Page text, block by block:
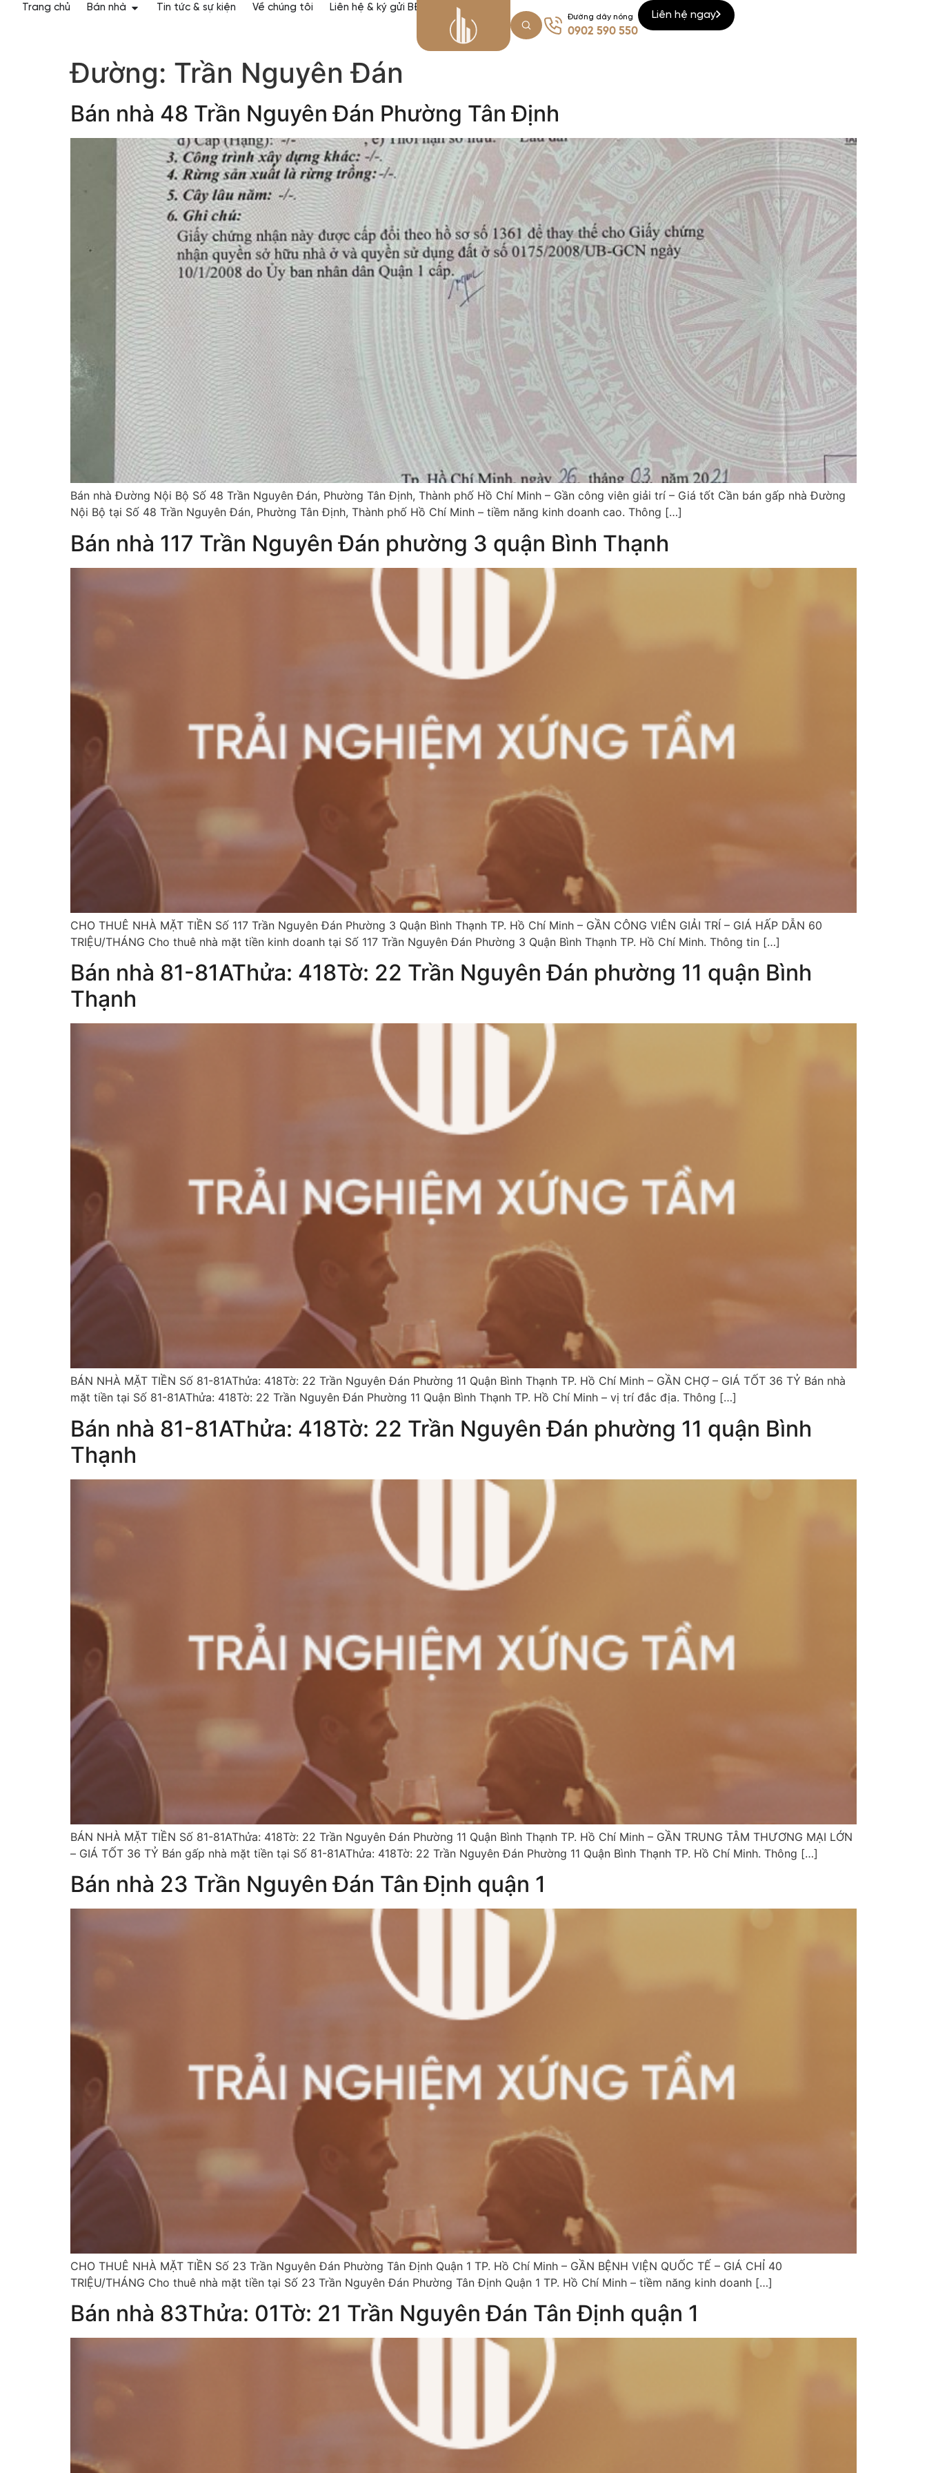
Trang chủ Bán nhà Tin tức & sự kiện Về chúng tôi Liên hệ & ký gửi BĐS
Đường dây nóng
0902 590 550
Liên hệ ngay
Đường: Trần Nguyên Đán
Bán nhà 48 Trần Nguyên Đán Phường Tân Định
Bán nhà Đường Nội Bộ Số 48 Trần Nguyên Đán, Phường Tân Định, Thành phố Hồ Chí Minh – Gần công viên giải trí – Giá tốt Cần bán gấp nhà Đường
Nội Bộ tại Số 48 Trần Nguyên Đán, Phường Tân Định, Thành phố Hồ Chí Minh – tiềm năng kinh doanh cao. Thông […]
Bán nhà 117 Trần Nguyên Đán phường 3 quận Bình Thạnh
CHO THUÊ NHÀ MẶT TIỀN Số 117 Trần Nguyên Đán Phường 3 Quận Bình Thạnh TP. Hồ Chí Minh – GẦN CÔNG VIÊN GIẢI TRÍ – GIÁ HẤP DẪN 60
TRIỆU/THÁNG Cho thuê nhà mặt tiền kinh doanh tại Số 117 Trần Nguyên Đán Phường 3 Quận Bình Thạnh TP. Hồ Chí Minh. Thông tin […]
Bán nhà 81-81AThửa: 418Tờ: 22 Trần Nguyên Đán phường 11 quận Bình
Thạnh
BÁN NHÀ MẶT TIỀN Số 81-81AThửa: 418Tờ: 22 Trần Nguyên Đán Phường 11 Quận Bình Thạnh TP. Hồ Chí Minh – GẦN CHỢ – GIÁ TỐT 36 TỶ Bán nhà
mặt tiền tại Số 81-81AThửa: 418Tờ: 22 Trần Nguyên Đán Phường 11 Quận Bình Thạnh TP. Hồ Chí Minh – vị trí đắc địa. Thông […]
Bán nhà 81-81AThửa: 418Tờ: 22 Trần Nguyên Đán phường 11 quận Bình
Thạnh
BÁN NHÀ MẶT TIỀN Số 81-81AThửa: 418Tờ: 22 Trần Nguyên Đán Phường 11 Quận Bình Thạnh TP. Hồ Chí Minh – GẦN TRUNG TÂM THƯƠNG MẠI LỚN
– GIÁ TỐT 36 TỶ Bán gấp nhà mặt tiền tại Số 81-81AThửa: 418Tờ: 22 Trần Nguyên Đán Phường 11 Quận Bình Thạnh TP. Hồ Chí Minh. Thông […]
Bán nhà 23 Trần Nguyên Đán Tân Định quận 1
CHO THUÊ NHÀ MẶT TIỀN Số 23 Trần Nguyên Đán Phường Tân Định Quận 1 TP. Hồ Chí Minh – GẦN BỆNH VIỆN QUỐC TẾ – GIÁ CHỈ 40
TRIỆU/THÁNG Cho thuê nhà mặt tiền tại Số 23 Trần Nguyên Đán Phường Tân Định Quận 1 TP. Hồ Chí Minh – tiềm năng kinh doanh […]
Bán nhà 83Thửa: 01Tờ: 21 Trần Nguyên Đán Tân Định quận 1